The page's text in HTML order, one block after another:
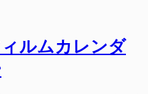
ィルムカレンダ